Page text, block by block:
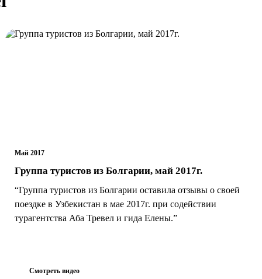
Май 2017
Группа туристов из Болгарии, май 2017г.
“Группа туристов из Болгарии оставила отзывы о своей
поездке в Узбекистан в мае 2017г. при содействии
турагентства Аба Тревел и гида Елены.”
Смотреть видео